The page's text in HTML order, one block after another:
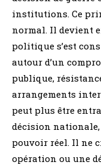
institutions. Ce
normal. Il devient
politique s’est
autour d’un
publique,
arrangements
peut plus être
décision
pouvoir réel. Il ne
opération ou une